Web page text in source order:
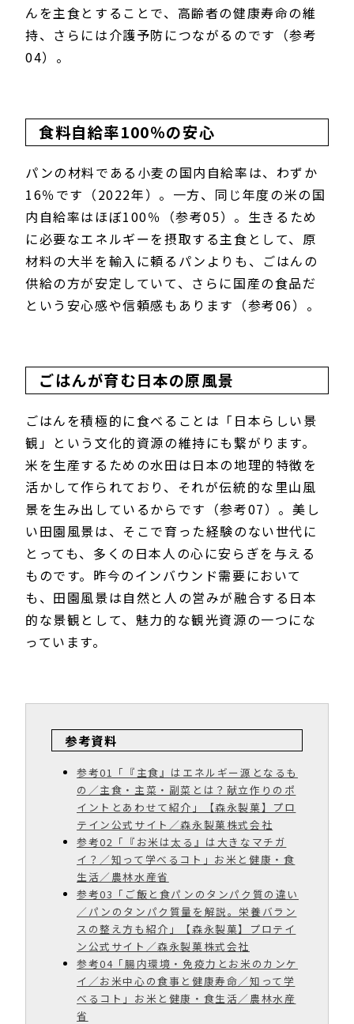
んを主食とすることで、高齢者の健康寿命の維
持、さらには介護予防につながるのです（参考
04）。
食料自給率100％の安心
パンの材料である小麦の国内自給率は、わずか
16％です（2022年）。一方、同じ年度の米の国
内自給率はほぼ100％（参考05）。生きるため
に必要なエネルギーを摂取する主食として、原
材料の大半を輸入に頼るパンよりも、ごはんの
供給の方が安定していて、さらに国産の食品だ
という安心感や信頼感もあります（参考06）。
ごはんが育む日本の原風景
ごはんを積極的に食べることは「日本らしい景
観」という文化的資源の維持にも繋がります。
米を生産するための水田は日本の地理的特徴を
活かして作られており、それが伝統的な里山風
景を生み出しているからです（参考07）。美し
い田園風景は、そこで育った経験のない世代に
とっても、多くの日本人の心に安らぎを与える
ものです。昨今のインバウンド需要において
も、田園風景は自然と人の営みが融合する日本
的な景観として、魅力的な観光資源の一つにな
っています。
参考資料
参考01「『主食』はエネルギー源となるも
の／主食・主菜・副菜とは？献立作りのポ
イントとあわせて紹介」【森永製菓】プロ
テイン公式サイト／森永製菓株式会社
参考02「『お米は太る』は大きなマチガ
イ？／知って学べるコト」お米と健康・食
生活／農林水産省
参考03「ご飯と食パンのタンパク質の違い
／パンのタンパク質量を解説。栄養バラン
スの整え方も紹介」【森永製菓】プロテイ
ン公式サイト／森永製菓株式会社
参考04「腸内環境・免疫力とお米のカンケ
イ／お米中心の食事と健康寿命／知って学
べるコト」お米と健康・食生活／農林水産
省